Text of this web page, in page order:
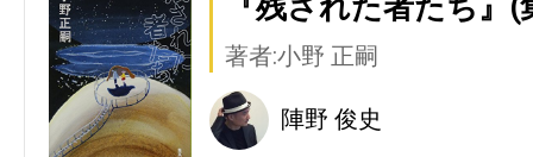
『残された者たち』(
著者:小野 正嗣
陣野 俊史